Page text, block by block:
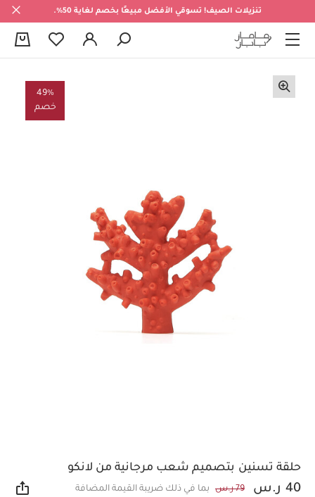
تنزيلات الصيف! تسوقي الأفضل مبيعًا بخصم لغاية 50%.
49%
خصم
حلقة تسنين بتصميم شعب مرجانية من لانكو
40 ر.س 79 ر.س بما في ذلك ضريبة القيمة المضافة